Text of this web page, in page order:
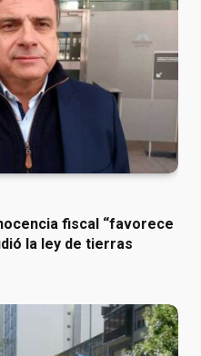
fiscal “favorece
la ley de tierras